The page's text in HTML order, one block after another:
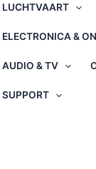
LUCHTVAART
ELECTRONICA &
AUDIO & TV
SUPPORT